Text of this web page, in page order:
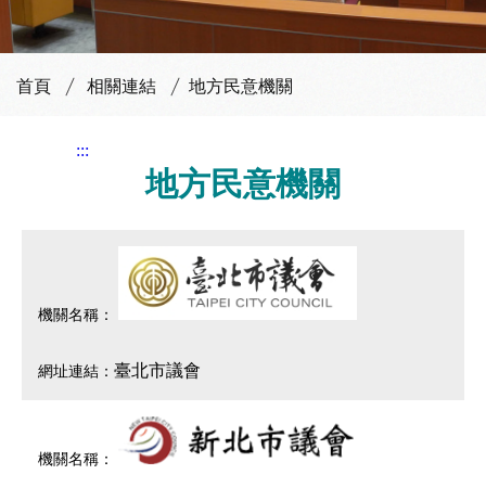
首頁 相關連結 地方民意機關
:::
地方民意機關
臺北市議會